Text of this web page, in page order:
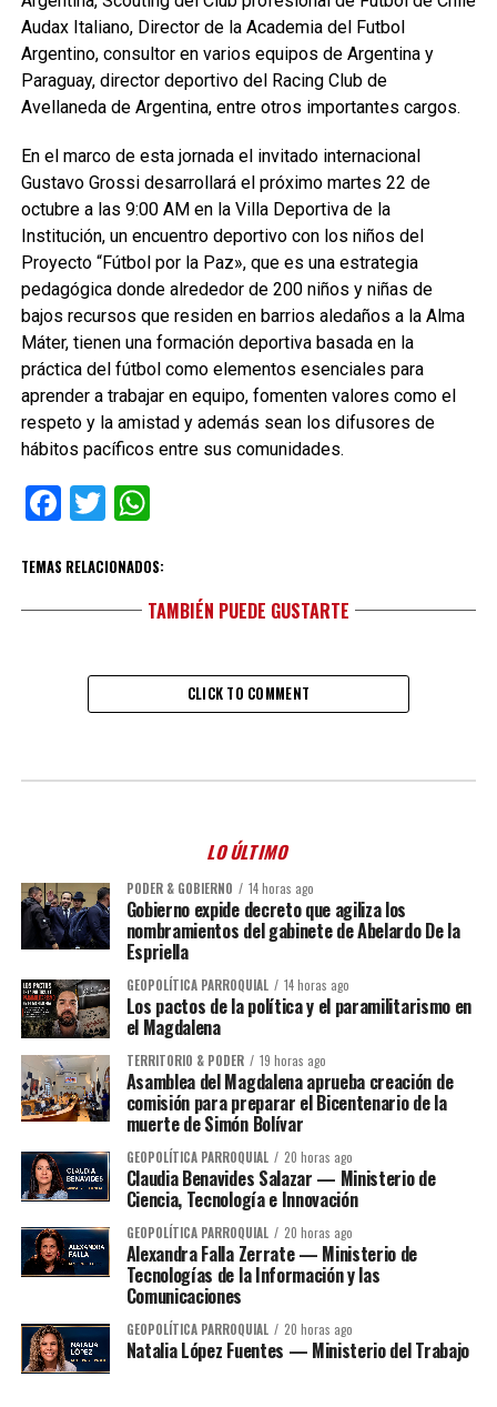
Audax Italiano, Director de la Academia del Futbol
Argentino, consultor en varios equipos de Argentina y
Paraguay, director deportivo del Racing Club de
Avellaneda de Argentina, entre otros importantes cargos.
En el marco de esta jornada el invitado internacional
Gustavo Grossi desarrollará el próximo martes 22 de
octubre a las 9:00 AM en la Villa Deportiva de la
Institución, un encuentro deportivo con los niños del
Proyecto “Fútbol por la Paz», que es una estrategia
pedagógica donde alrededor de 200 niños y niñas de
bajos recursos que residen en barrios aledaños a la Alma
Máter, tienen una formación deportiva basada en la
práctica del fútbol como elementos esenciales para
aprender a trabajar en equipo, fomenten valores como el
respeto y la amistad y además sean los difusores de
hábitos pacíficos entre sus comunidades.
Facebook
TwitterWhatsApp
TEMAS RELACIONADOS:
TAMBIÉN PUEDE GUSTARTE
CLICK TO COMMENT
LO ÚLTIMO
PODER & GOBIERNO 14 horas ago
Gobierno expide decreto que agiliza los
nombramientos del gabinete de Abelardo De la
Espriella
GEOPOLÍTICA PARROQUIAL 14 horas ago
Los pactos de la política y el paramilitarismo en
el Magdalena
TERRITORIO & PODER 19 horas ago
Asamblea del Magdalena aprueba creación de
comisión para preparar el Bicentenario de la
muerte de Simón Bolívar
GEOPOLÍTICA PARROQUIAL 20 horas ago
Claudia Benavides Salazar — Ministerio de
Ciencia, Tecnología e Innovación
GEOPOLÍTICA PARROQUIAL 20 horas ago
Alexandra Falla Zerrate — Ministerio de
Tecnologías de la Información y las
Comunicaciones
GEOPOLÍTICA PARROQUIAL 20 horas ago
Natalia López Fuentes — Ministerio del Trabajo